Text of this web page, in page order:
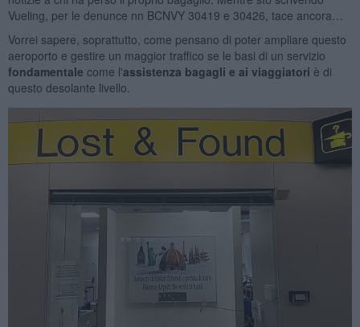
Vueling, per le denunce nn BCNVY 30419 e 30426, tace ancora…
Vorrei sapere, soprattutto, come pensano di poter ampliare questo
aeroporto e gestire un maggior traffico se le basi di un servizio
fondamentale come l'assistenza bagagli e ai viaggiatori è di
questo desolante livello.